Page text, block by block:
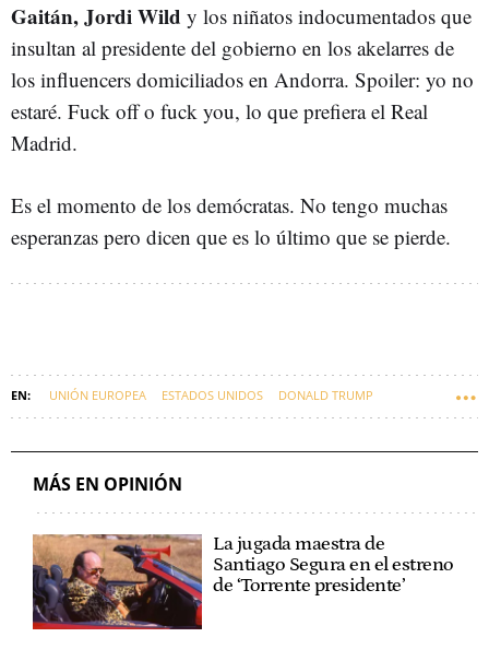
Gaitán, Jordi Wild y los niñatos indocumentados que
insultan al presidente del gobierno en los akelarres de
los influencers domiciliados en Andorra. Spoiler: yo no
estaré. Fuck off o fuck you, lo que prefiera el Real
Madrid.
Es el momento de los demócratas. No tengo muchas
esperanzas pero dicen que es lo último que se pierde.
UNIÓN EUROPEA ESTADOS UNIDOS DONALD TRUMP
MÁS EN OPINIÓN
La jugada maestra de
Santiago Segura en el estreno
de ‘Torrente presidente’